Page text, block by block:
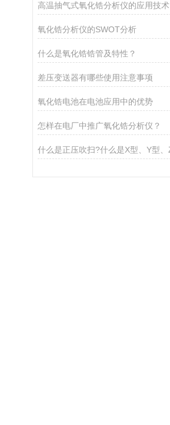
高温抽气式氧化锆分析仪的应用技术
氧化锆分析仪的SWOT分析
什么是氧化锆锆管及特性？
差压变送器有哪些使用注意事项
氧化锆电池在电池应用中的优势
怎样在电厂中推广氧化锆分析仪？